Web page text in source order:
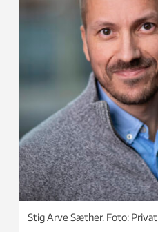
Stig Arve Sæther. Foto: Privat